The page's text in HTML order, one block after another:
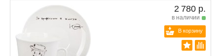
2 780 р.
в наличии
В корзину